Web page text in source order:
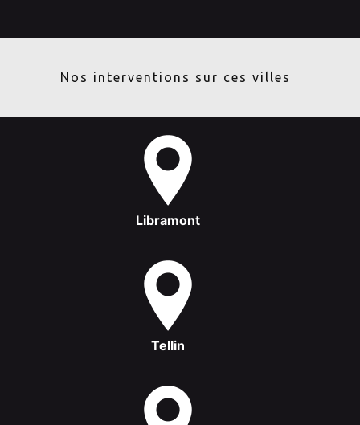
Nos interventions sur ces villes
Libramont
Tellin